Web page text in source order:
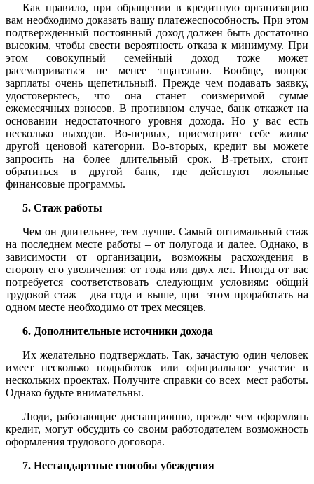
Как правило, при обращении в кредитную организацию
вам необходимо доказать вашу платежеспособность. При этом
подтвержденный постоянный доход должен быть достаточно
высоким, чтобы свести вероятность отказа к минимуму. При
этом совокупный семейный доход тоже может
рассматриваться не менее тщательно. Вообще, вопрос
зарплаты очень щепетильный. Прежде чем подавать заявку,
удостоверьтесь, что она станет соизмеримой сумме
ежемесячных взносов. В противном случае, банк откажет на
основании недостаточного уровня дохода. Но у вас есть
несколько выходов. Во-первых, присмотрите себе жилье
другой ценовой категории. Во-вторых, кредит вы можете
запросить на более длительный срок. В-третьих, стоит
обратиться в другой банк, где действуют лояльные
финансовые программы.
5. Стаж работы
Чем он длительнее, тем лучше. Самый оптимальный стаж
на последнем месте работы – от полугода и далее. Однако, в
зависимости от организации, возможны расхождения в
сторону его увеличения: от года или двух лет. Иногда от вас
потребуется соответствовать следующим условиям: общий
трудовой стаж – два года и выше, при этом проработать на
одном месте необходимо от трех месяцев.
6. Дополнительные источники дохода
Их желательно подтверждать. Так, зачастую один человек
имеет несколько подработок или официальное участие в
нескольких проектах. Получите справки со всех мест работы.
Однако будьте внимательны.
Люди, работающие дистанционно, прежде чем оформлять
кредит, могут обсудить со своим работодателем возможность
оформления трудового договора.
7. Нестандартные способы убеждения